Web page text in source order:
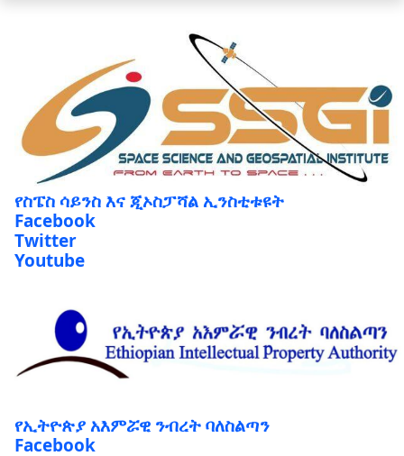
የስፔስ ሳይንስ እና ጂኦስፓሻል ኢንስቲቱዩት
Facebook
Twitter
Youtube
የኢትዮጵያ አእምሯዊ ንብረት ባለስልጣን
Facebook